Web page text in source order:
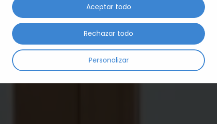
Personalizar
Rechazar todo
Aceptar todo